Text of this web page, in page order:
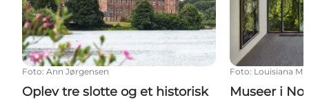
Foto: Ann Jørgensen
Oplev tre slotte og et historisk
Foto: Louisiana
Museer i